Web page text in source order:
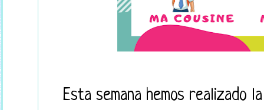
Esta semana hemos realizado